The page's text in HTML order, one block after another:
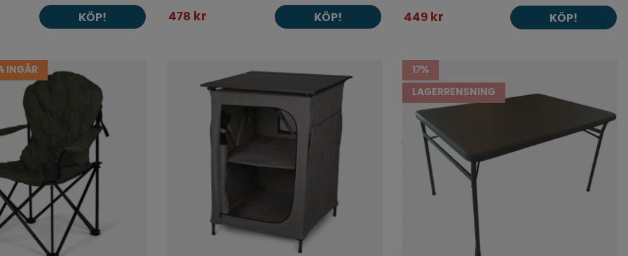
KÖP! 478 kr KÖP! 449 kr KÖP!
INGÅR 17%
LAGERRENSNING